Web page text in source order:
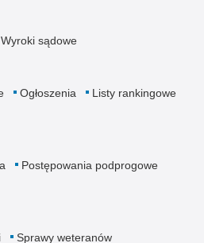
Wyroki sądowe
Ogłoszenia
Listy rankingowe
Postępowania podprogowe
Sprawy weteranów